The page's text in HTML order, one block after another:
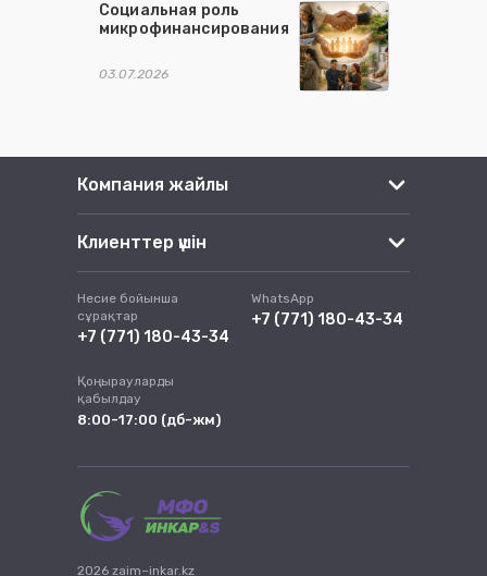
Социальная роль
микрофинансирования
03.07.2026
Компания жайлы
Клиенттер үшін
2026 zaim–inkar.kz
Несие бойынша
сұрақтар
+7 (771) 180-43-34
WhatsApp
+7 (771) 180-43-34
Қоңырауларды
қабылдау
8:00-17:00 (дб-жм)